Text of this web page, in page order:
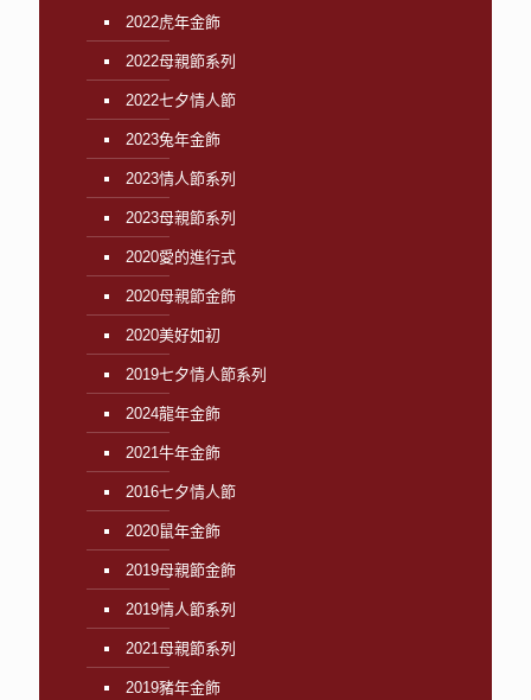
2022虎年金飾
2022母親節系列
2022七夕情人節
2023兔年金飾
2023情人節系列
2023母親節系列
2020愛的進行式
2020母親節金飾
2020美好如初
2019七夕情人節系列
2024龍年金飾
2021牛年金飾
2016七夕情人節
2020鼠年金飾
2019母親節金飾
2019情人節系列
2021母親節系列
2019豬年金飾